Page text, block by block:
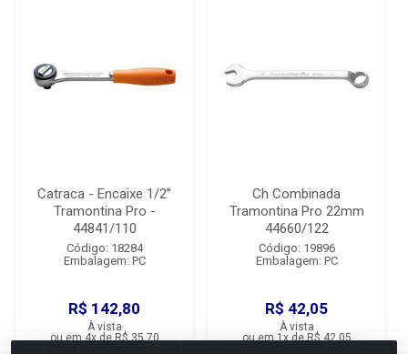
Catraca - Encaixe 1/2”
Tramontina Pro -
44841/110
Código: 18284
Embalagem: PC
R$ 142,80
À vista
ou em 4x de R$ 35,70
Ch Combinada
Tramontina Pro 22mm
44660/122
Código: 19896
Embalagem: PC
R$ 42,05
À vista
ou em 1x de R$ 42,05